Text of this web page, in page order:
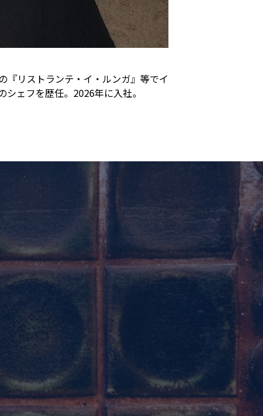
『リストランテ・イ・ルンガ』等でイ
ェフを歴任。2026年に入社。